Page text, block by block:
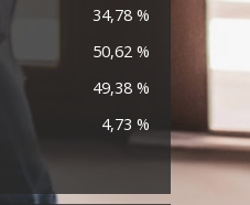
34,78 %
50,62 %
49,38 %
4,73 %